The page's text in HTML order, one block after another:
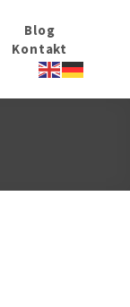
Blog
Kontakt